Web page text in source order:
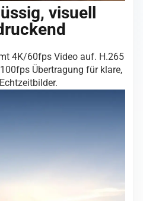
visuell
4K/60fps Video auf. H.265
Übertragung für klare,